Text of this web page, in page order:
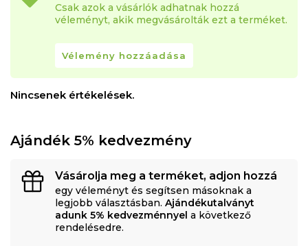
Csak azok a vásárlók adhatnak hozzá
véleményt, akik megvásárolták ezt a terméket.
Vélemény hozzáadása
Nincsenek értékelések.
Ajándék 5% kedvezmény
Vásárolja meg a terméket, adjon hozzá
egy véleményt és segítsen másoknak a
legjobb választásban. Ajándékutalványt
adunk 5% kedvezménnyel a következő
rendelésedre.